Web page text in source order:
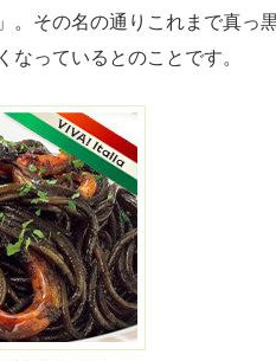
。その名の通りこれまで真っ
なっているとのことです。